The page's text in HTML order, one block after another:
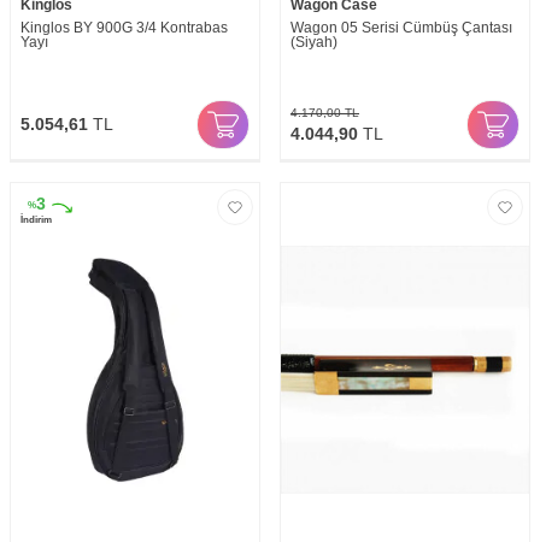
Kinglos
Kinglos BY 900G 3/4 Kontrabas
Yayı
5.054,61 TL
Wagon Case
Wagon 05 Serisi Cümbüş Çantası
(Siyah)
4.170,00TL
4.044,90 TL
%3
İndirim